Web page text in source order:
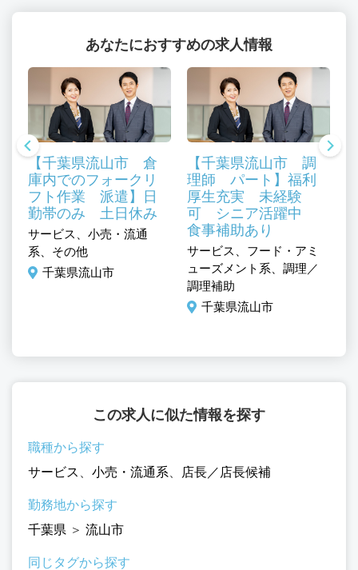
あなたにおすすめの求人情報
【千葉県流山市 倉
庫内でのフォークリ
フト作業 派遣】日
勤帯のみ 土日休み
サービス、小売・流通
系、その他
千葉県流山市
【千葉県流山市 調
理師 パート】福利
厚生充実 未経験
可 シニア活躍中
食事補助あり
サービス、フード・アミ
ューズメント系、調理／
調理補助
千葉県流山市
この求人に似た情報を探す
職種から探す
サービス 、 小売・流通系、 店長／店長候補
勤務地から探す
千葉県 ＞ 流山市
同じタグから探す